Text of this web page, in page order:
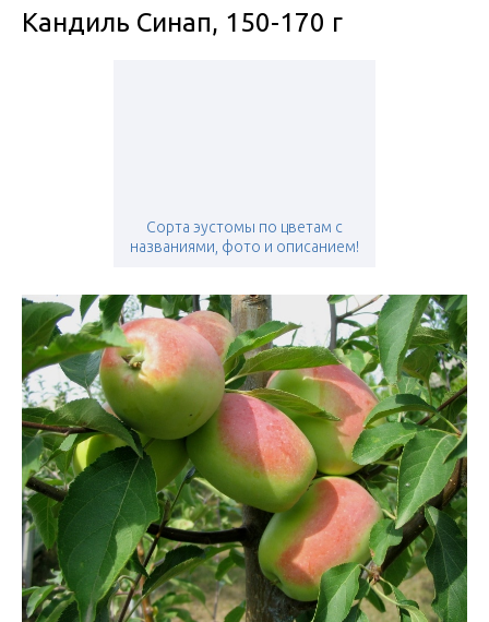
Кандиль Синап, 150-170 г
Сорта эустомы по цветам с
названиями, фото и описанием!